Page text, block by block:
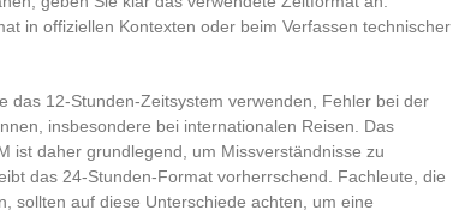
in offiziellen Kontexten oder beim Verfassen technischer
das 12-Stunden-Zeitsystem verwenden, Fehler bei der
insbesondere bei internationalen Reisen. Das
ist daher grundlegend, um Missverständnisse zu
das 24-Stunden-Format vorherrschend. Fachleute, die
sollten auf diese Unterschiede achten, um eine